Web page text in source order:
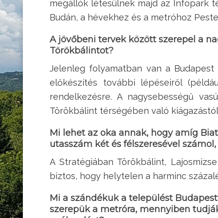
megállók létesülnek majd az Infopark
Budán, a hévekhez és a metróhoz
A jövőbeni tervek között szerepel a
Törökbálintot?
Jelenleg folyamatban van a Budapest
előkészítés további lépéseiről
rendelkezésre. A nagysebességű
Törökbálint térségében való
Mi lehet az oka annak, hogy amíg
utasszám két és félszeresével
A Stratégiában Törökbálint,
biztos, hogy helytelen a harminc
Mi a szándékuk a települést
szerepük a metróra, mennyiben